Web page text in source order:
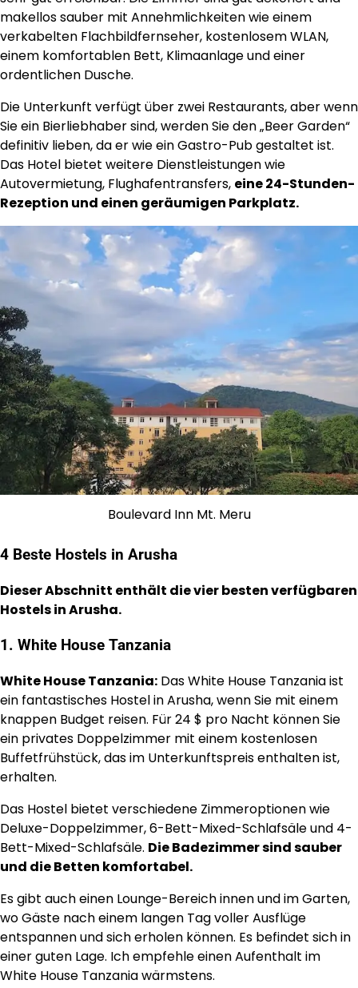
makellos sauber mit Annehmlichkeiten wie einem
verkabelten Flachbildfernseher, kostenlosem WLAN,
einem komfortablen Bett, Klimaanlage und einer
ordentlichen Dusche.
Die Unterkunft verfügt über zwei Restaurants, aber wenn
Sie ein Bierliebhaber sind, werden Sie den „Beer Garden“
definitiv lieben, da er wie ein Gastro-Pub gestaltet ist.
Das Hotel bietet weitere Dienstleistungen wie
Autovermietung, Flughafentransfers, eine 24-Stunden-
Rezeption und einen geräumigen Parkplatz.
Boulevard Inn Mt. Meru
4 Beste Hostels in Arusha
Dieser Abschnitt enthält die vier besten verfügbaren
Hostels in Arusha.
1. White House Tanzania
White House Tanzania: Das White House Tanzania ist
ein fantastisches Hostel in Arusha, wenn Sie mit einem
knappen Budget reisen. Für 24 $ pro Nacht können Sie
ein privates Doppelzimmer mit einem kostenlosen
Buffetfrühstück, das im Unterkunftspreis enthalten ist,
erhalten.
Das Hostel bietet verschiedene Zimmeroptionen wie
Deluxe-Doppelzimmer, 6-Bett-Mixed-Schlafsäle und 4-
Bett-Mixed-Schlafsäle. Die Badezimmer sind sauber
und die Betten komfortabel.
Es gibt auch einen Lounge-Bereich innen und im Garten,
wo Gäste nach einem langen Tag voller Ausflüge
entspannen und sich erholen können. Es befindet sich in
einer guten Lage. Ich empfehle einen Aufenthalt im
White House Tanzania wärmstens.